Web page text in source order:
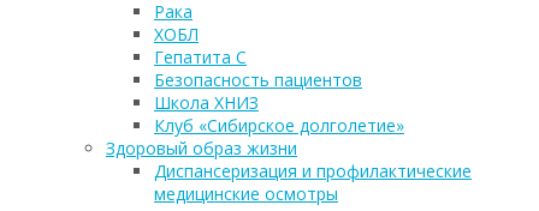
Рака
ХОБЛ
Гепатита С
Безопасность пациентов
Школа ХНИЗ
Клуб «Сибирское долголетие»
Здоровый образ жизни
Диспансеризация и профилактические
медицинские осмотры